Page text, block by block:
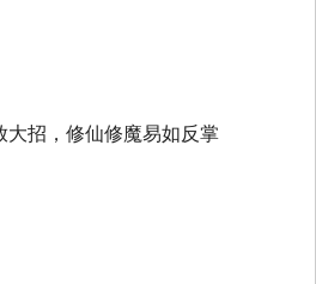
大招，修仙修魔易如反掌